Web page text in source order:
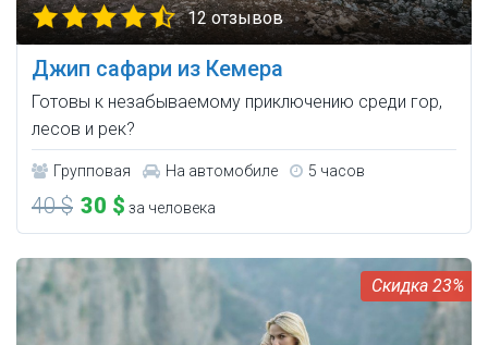
12 отзывов
Джип сафари из Кемера
Готовы к незабываемому приключению среди гор,
лесов и рек?
Групповая На автомобиле 5 часов
40 $ 30 $ за человека
23%